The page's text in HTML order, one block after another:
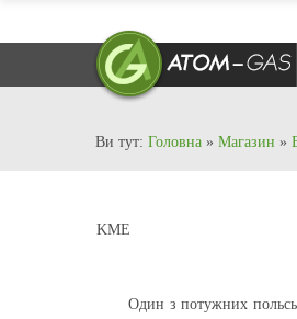
Ви тут: Головна » Магазин »
KME
Один з потужних